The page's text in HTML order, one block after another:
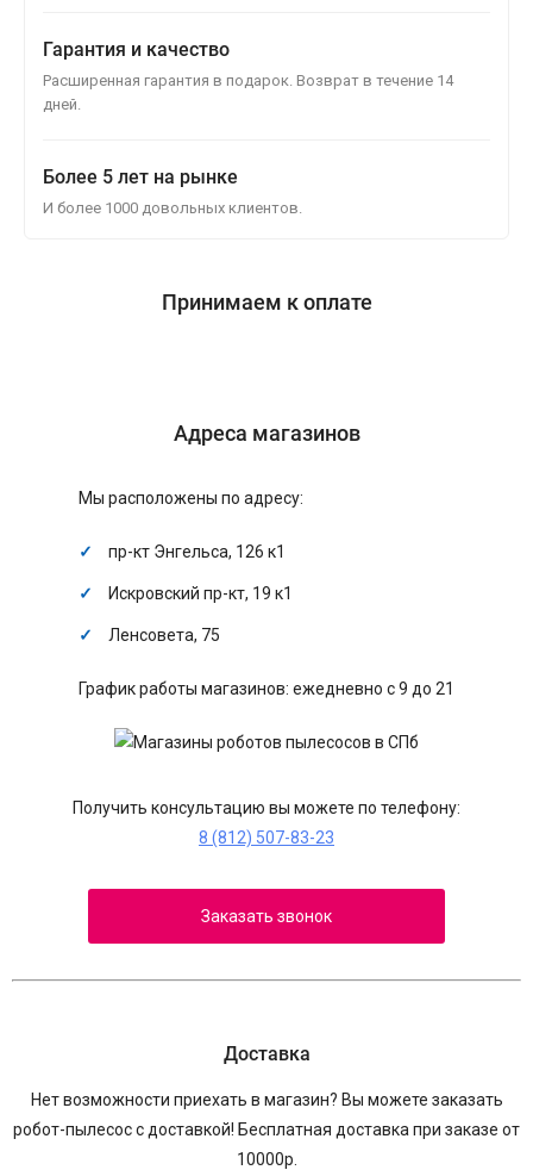
Гарантия и качество
Расширенная гарантия в подарок. Возврат в течение 14
дней.
Более 5 лет на рынке
И более 1000 довольных клиентов.
Принимаем к оплате
Адреса магазинов
Мы расположены по адресу:
пр-кт Энгельса, 126 к1
Искровский пр-кт, 19 к1
Ленсовета, 75
График работы магазинов: ежедневно с 9 до 21
Получить консультацию вы можете по телефону:
8 (812) 507-83-23
Заказать звонок
Доставка
Нет возможности приехать в магазин? Вы можете заказать
робот-пылесос с доставкой! Бесплатная доставка при заказе от
10000р.